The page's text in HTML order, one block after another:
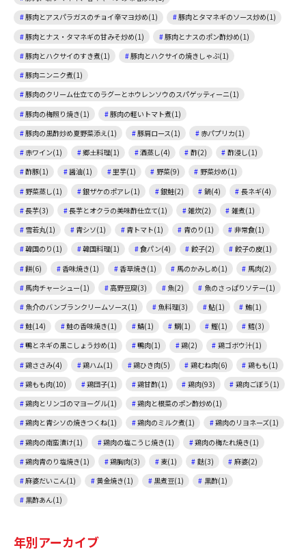
豚肉とアスパラガスのチョイ辛マヨ炒め(1)
豚肉とタマネギのソース炒め(1)
豚肉とナス・タマネギの甘みそ炒め(1)
豚肉とナスのポン酢炒め(1)
豚肉とハクサイのすき煮(1)
豚肉とハクサイの焼きしゃぶ(1)
豚肉ニンニク煮(1)
豚肉のクリーム仕立てのラグーとホウレンソウのスパゲッティーニ(1)
豚肉の梅照り焼き(1)
豚肉の軽いトマト煮(1)
豚肉の黒酢炒め夏野菜添え(1)
豚肩ロース(1)
赤パプリカ(1)
赤ワイン(1)
郷土料理(1) 酒蒸し(4) 酢(2)
酢浸し(1)
酢豚(1)
醤油(1) 里芋(1) 野菜(9)
野菜炒め(1)
野菜蒸し(1)
銀ザケのポアレ(1) 銀鮭(2) 鍋(4)
長ネギ(4)
長芋(3)
長芋とオクラの美味酢仕立て(1) 雑炊(2)
雑煮(1)
雪若丸(1)
青シソ(1) 青トマト(1) 青のり(1)
非常食(1)
韓国のり(1)
韓国料理(1) 食パン(4) 餃子(2)
餃子の皮(1)
餅(6)
香味焼き(1) 香草焼き(1) 馬のかみしめ(1)
馬肉(2)
馬肉チャーシュー(1)
高野豆腐(3) 魚(2)
魚のさっぱりソテー(1)
魚介のバンブランクリームソース(1)
魚料理(3) 鮎(1)
鮪(1)
鮭(14)
鮭の香味焼き(1) 鯖(1) 鯛(1) 鰹(1)
鱈(3)
鴨とネギの黒こしょう炒め(1)
鴨肉(1) 鶏(2)
鶏ゴボウ汁(1)
鶏ささみ(4)
鶏ハム(1) 鶏ひき肉(5) 鶏むね肉(6)
鶏もも(1)
鶏もも肉(10)
鶏団子(1) 鶏甘酢(1) 鶏肉(93)
鶏肉ごぼう(1)
鶏肉とリンゴのマヨーグル(1)
鶏肉と根菜のポン酢炒め(1)
鶏肉と青シソの焼きつくね(1)
鶏肉のミルク煮(1)
鶏肉のリヨネーズ(1)
鶏肉の南蛮漬け(1)
鶏肉の塩こうじ焼き(1)
鶏肉の梅たれ焼き(1)
鶏肉青のり塩焼き(1)
鶏胸肉(3) 麦(1) 麩(3)
麻婆(2)
麻婆だいこん(1)
黄金焼き(1) 黒煮豆(1)
黒酢(1)
黒酢あん(1)
年別アーカイブ